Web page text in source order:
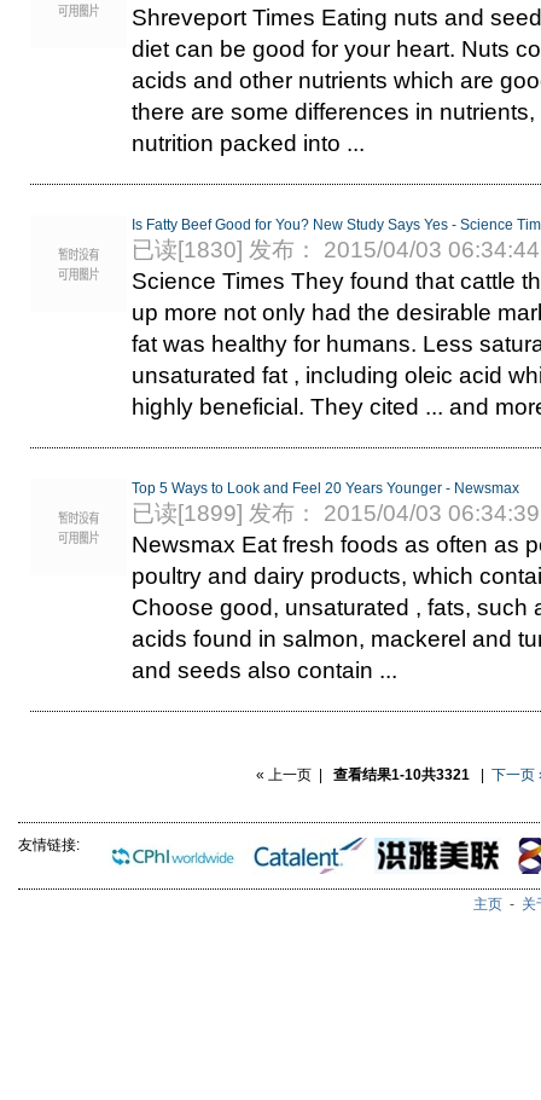
Shreveport Times Eating nuts and
diet can be good for your heart. Nuts
acids and other nutrients which are
there are some differences in
nutrition packed into ...
Is Fatty Beef Good for You? New Study Says Yes - Science
已读[1830] 发布： 2015/04/03 06:34:44
Science Times They found that cattle
up more not only had the desirable
fat was healthy for humans. Less
unsaturated fat , including oleic acid
highly beneficial. They cited ... and
Top 5 Ways to Look and Feel 20 Years Younger - Newsmax
已读[1899] 发布： 2015/04/03 06:34:39
Newsmax Eat fresh foods as often as
poultry and dairy products, which
Choose good, unsaturated , fats, such
acids found in salmon, mackerel and
and seeds also contain ...
« 上一页 | 查看结果1-10共3321 下一页
友情链接:
主页 - 关